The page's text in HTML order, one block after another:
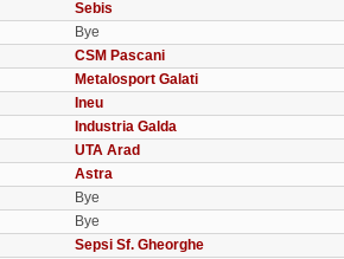
Sebis
Bye
CSM Pascani
Metalosport Galati
Ineu
Industria Galda
UTA Arad
Astra
Bye
Bye
Sepsi Sf. Gheorghe